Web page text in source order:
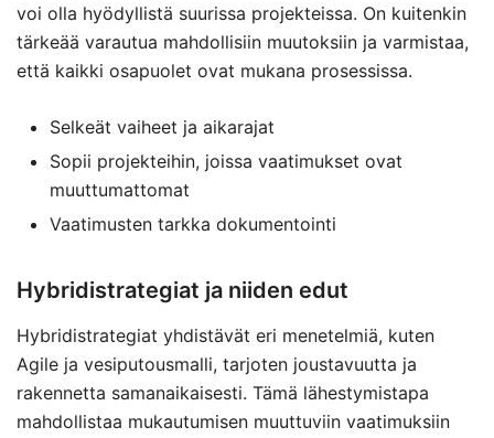
voi olla hyödyllistä suurissa projekteissa. On kuitenkin
tärkeää varautua mahdollisiin muutoksiin ja varmistaa,
että kaikki osapuolet ovat mukana prosessissa.
Selkeät vaiheet ja aikarajat
Sopii projekteihin, joissa vaatimukset ovat
muuttumattomat
Vaatimusten tarkka dokumentointi
Hybridistrategiat ja niiden edut
Hybridistrategiat yhdistävät eri menetelmiä, kuten
Agile ja vesiputousmalli, tarjoten joustavuutta ja
rakennetta samanaikaisesti. Tämä lähestymistapa
mahdollistaa mukautumisen muuttuviin vaatimuksiin